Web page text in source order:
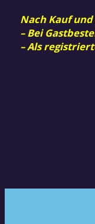
Nach Kauf
– Bei
– Als